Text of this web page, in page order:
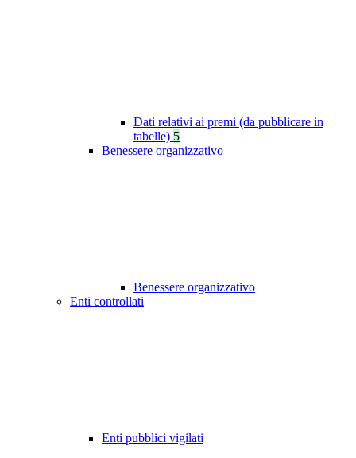
Dati relativi ai premi (da pubblicare in
tabelle) 5
Benessere organizzativo
Benessere organizzativo
Enti controllati
Enti pubblici vigilati